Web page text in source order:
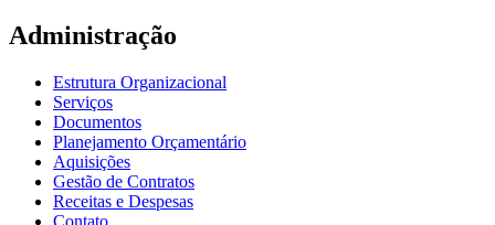
Administração
Estrutura Organizacional
Serviços
Documentos
Planejamento Orçamentário
Aquisições
Gestão de Contratos
Receitas e Despesas